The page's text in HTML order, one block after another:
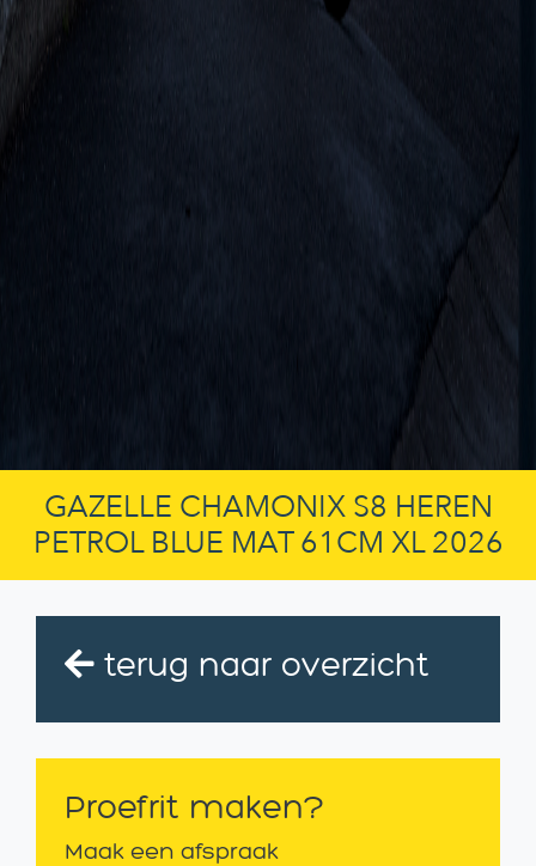
GAZELLE CHAMONIX S8 HEREN
PETROL BLUE MAT 61CM XL 2026
terug naar overzicht
Proefrit maken?
Maak een afspraak